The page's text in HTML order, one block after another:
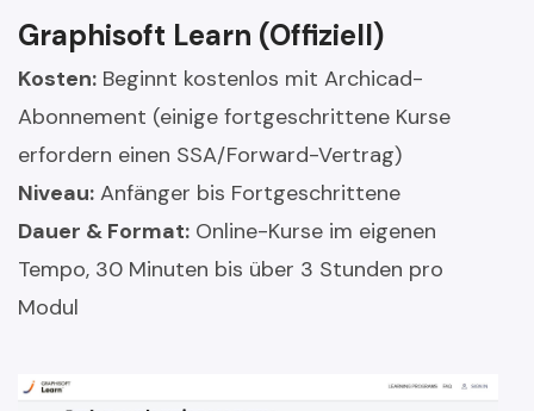
Graphisoft Learn (Offiziell)
Kosten: Beginnt kostenlos mit Archicad-
Abonnement (einige fortgeschrittene Kurse
erfordern einen SSA/Forward-Vertrag)
Niveau: Anfänger bis Fortgeschrittene
Dauer & Format: Online-Kurse im eigenen
Tempo, 30 Minuten bis über 3 Stunden pro
Modul